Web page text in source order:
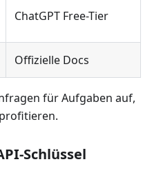
ChatGPT Free-Tier
Offizielle Docs
für Aufgaben auf,
Schlüssel